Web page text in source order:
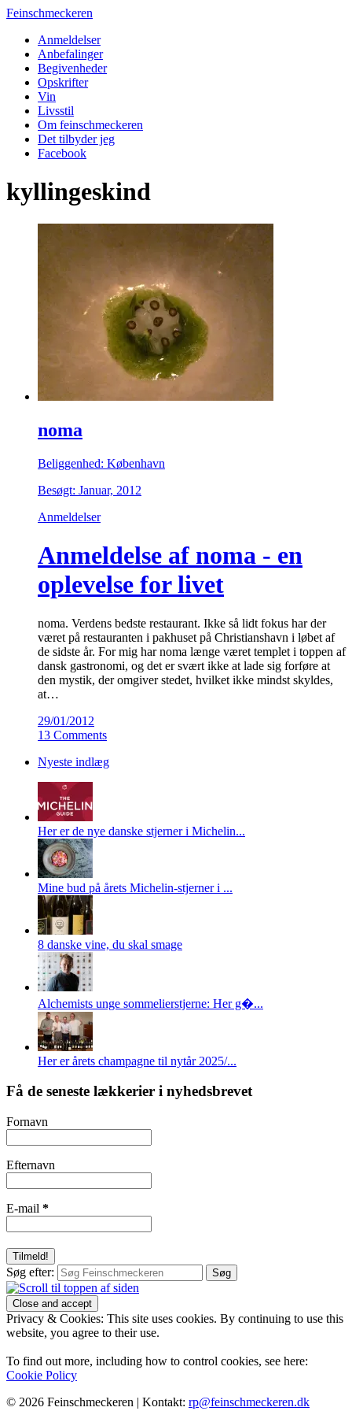
Feinschmeckeren
Anmeldelser
Anbefalinger
Begivenheder
Opskrifter
Vin
Livsstil
Om feinschmeckeren
Det tilbyder jeg
Facebook
kyllingeskind
noma
Beliggenhed: København
Besøgt: Januar, 2012
Anmeldelser
Anmeldelse af noma - en
oplevelse for livet
noma. Verdens bedste restaurant. Ikke så lidt fokus har der
været på restauranten i pakhuset på Christianshavn i løbet af
de sidste år. For mig har noma længe været templet i toppen af
dansk gastronomi, og det er svært ikke at lade sig forføre at
den mystik, der omgiver stedet, hvilket ikke mindst skyldes,
at…
29/01/2012
13 Comments
Nyeste indlæg
Her er de nye danske stjerner i Michelin...
Mine bud på årets Michelin-stjerner i ...
8 danske vine, du skal smage
Alchemists unge sommelierstjerne: Her g�...
Her er årets champagne til nytår 2025/...
Få de seneste lækkerier i nyhedsbrevet
Fornavn
Efternavn
E-mail *
Søg efter:
Privacy & Cookies: This site uses cookies. By continuing to use this
website, you agree to their use.
To find out more, including how to control cookies, see here:
Cookie Policy
© 2026 Feinschmeckeren | Kontakt: rp@feinschmeckeren.dk